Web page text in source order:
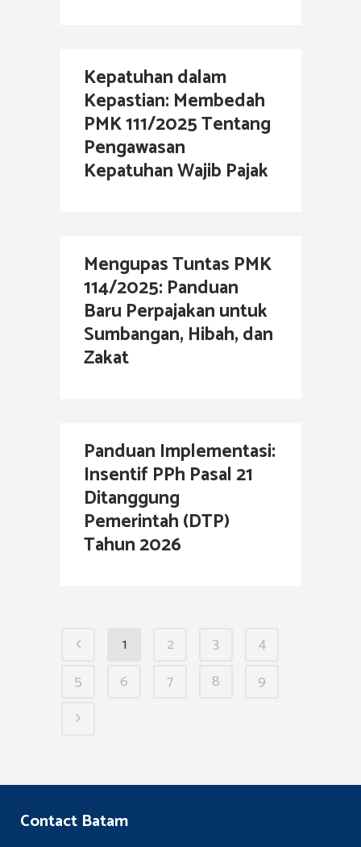
Kepatuhan dalam
Kepastian: Membedah
PMK 111/2025 Tentang
Pengawasan
Kepatuhan Wajib Pajak
Mengupas Tuntas PMK
114/2025: Panduan
Baru Perpajakan untuk
Sumbangan, Hibah, dan
Zakat
Panduan Implementasi:
Insentif PPh Pasal 21
Ditanggung
Pemerintah (DTP)
Tahun 2026
1 2 3
4
5
6 7 8 9
Contact Batam